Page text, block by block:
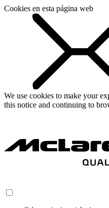
Cookies en esta página web
We use cookies to make your
this notice and continuing to